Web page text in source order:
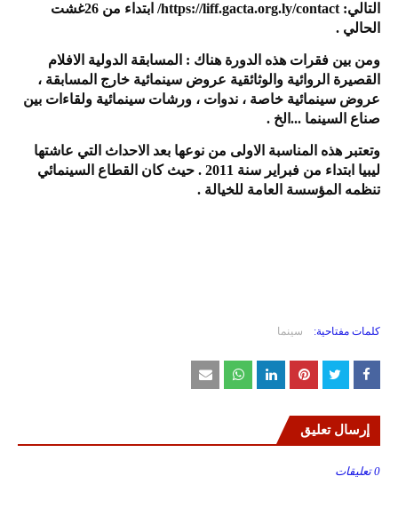
التالي: https://liff.gacta.org.ly/contact/ ابتداء من 26غشت
الحالي .
ومن بين فقرات هذه الدورة هناك : المسابقة الدولية الافلام
القصيرة الروائية والوثائقية عروض سينمائية خارج المسابقة ،
عروض سينمائية خاصة ، ندوات ، ورشات سينمائية ولقاءات بين
صناع السينما ...الخ .
وتعتبر هذه المناسبة الاولى من نوعها بعد الاحداث التي عاشتها
ليبيا ابتداء من فبراير سنة 2011 . حيث كان القطاع السينمائي
تنظمه المؤسسة العامة للخيالة .
كلمات مفتاحية: سينما
إرسال تعليق
0 تعليقات